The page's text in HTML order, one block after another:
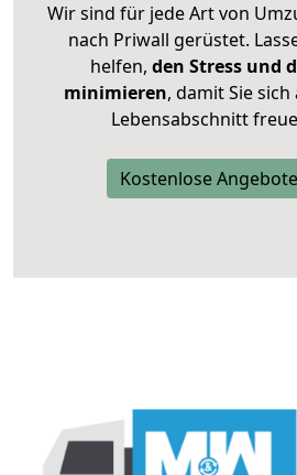
Wir sind für jede Art von
nach Priwall gerüstet.
helfen, den Stress und
minimieren, damit Sie
Lebensabschnitt
Kostenlose